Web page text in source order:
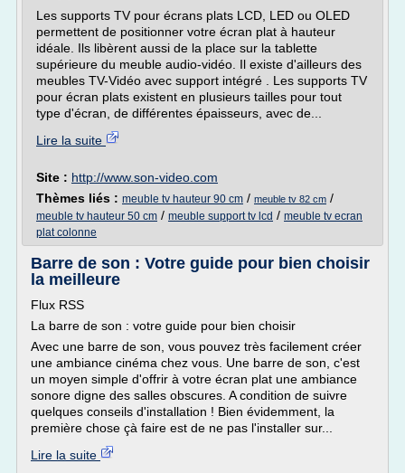
Les supports TV pour écrans plats LCD, LED ou OLED
permettent de positionner votre écran plat à hauteur
idéale. Ils libèrent aussi de la place sur la tablette
supérieure du meuble audio-vidéo. Il existe d'ailleurs des
meubles TV-Vidéo avec support intégré . Les supports TV
pour écran plats existent en plusieurs tailles pour tout
type d'écran, de différentes épaisseurs, avec de...
Lire la suite
Site : http://www.son-video.com
Thèmes liés : meuble tv hauteur 90 cm / meuble tv 82 cm /
meuble tv hauteur 50 cm / meuble support tv lcd / meuble tv ecran
plat colonne
Barre de son : Votre guide pour bien choisir
la meilleure
Flux RSS
La barre de son : votre guide pour bien choisir
Avec une barre de son, vous pouvez très facilement créer
une ambiance cinéma chez vous. Une barre de son, c'est
un moyen simple d'offrir à votre écran plat une ambiance
sonore digne des salles obscures. A condition de suivre
quelques conseils d'installation ! Bien évidemment, la
première chose çà faire est de ne pas l'installer sur...
Lire la suite